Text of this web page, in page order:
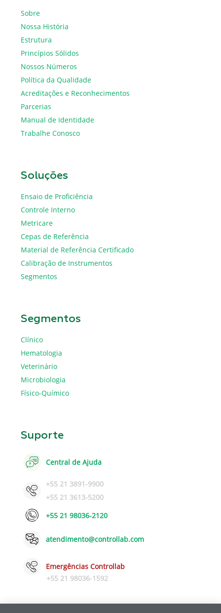
Sobre
Nossa História
Estrutura
Princípios Sólidos
Nossos Números
Política da Qualidade
Acreditações e Reconhecimentos
Parcerias
Manual de Identidade
Trabalhe Conosco
Soluções
Ensaio de Proficiência
Controle Interno
Metricare
Cepas de Referência
Material de Referência Certificado
Calibração de Instrumentos
Segmentos
Segmentos
Clínico
Hematologia
Veterinário
Microbiologia
Físico-Químico
Suporte
Central de Ajuda
+55 21 3891-9900
+55 21 3613-5200
+55 21 98036-2120
atendimento@controllab.com
Emergências Controllab
+55 21 98036-1592